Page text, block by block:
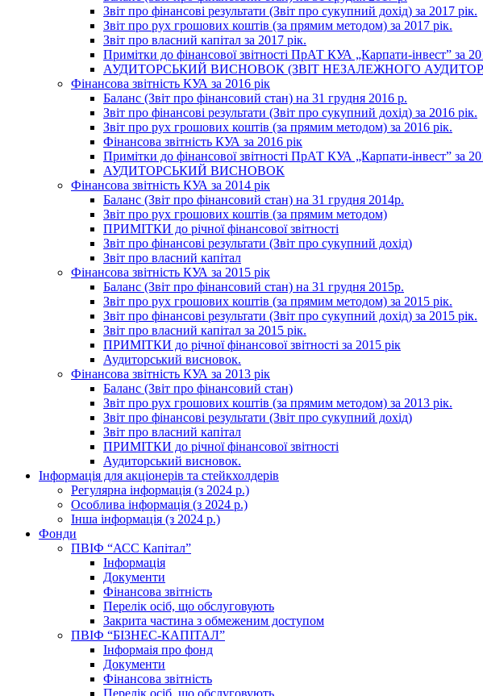
Звіт про фінансові результати (Звіт про сукупний дохід) за 2017 рік.
Звіт про рух грошових коштів (за прямим методом) за 2017 рік.
Звіт про власний капітал за 2017 рік.
Примітки до фінансової звітності ПрАТ КУА „Карпати-інвест” за
АУДИТОРСЬКИЙ ВИСНОВОК (ЗВІТ НЕЗАЛЕЖНОГО
Фінансова звітність КУА за 2016 рік
Баланс (Звіт про фінансовий стан) на 31 грудня 2016 р.
Звіт про фінансові результати (Звіт про сукупний дохід) за 2016 рік.
Звіт про рух грошових коштів (за прямим методом) за 2016 рік.
Фінансова звітність КУА за 2016 рік
Примітки до фінансової звітності ПрАТ КУА „Карпати-інвест” за
АУДИТОРСЬКИЙ ВИСНОВОК
Фінансова звітність КУА за 2014 рік
Баланс (Звіт про фінансовий стан) на 31 грудня 2014р.
Звіт про рух грошових коштів (за прямим методом)
ПРИМІТКИ до річної фінансової звітності
Звіт про фінансові результати (Звіт про сукупний дохід)
Звіт про власний капітал
Фінансова звітність КУА за 2015 рік
Баланс (Звіт про фінансовий стан) на 31 грудня 2015р.
Звіт про рух грошових коштів (за прямим методом) за 2015 рік.
Звіт про фінансові результати (Звіт про сукупний дохід) за 2015 рік.
Звіт про власний капітал за 2015 рік.
ПРИМІТКИ до річної фінансової звітності за 2015 рік
Аудиторський висновок.
Фінансова звітність КУА за 2013 рік
Баланс (Звіт про фінансовий стан)
Звіт про рух грошових коштів (за прямим методом) за 2013 рік.
Звіт про фінансові результати (Звіт про сукупний дохід)
Звіт про власний капітал
ПРИМІТКИ до річної фінансової звітності
Аудиторський висновок.
Інформація для акціонерів та стейкхолдерів
Регулярна інформація (з 2024 р.)
Особлива інформація (з 2024 р.)
Інша інформація (з 2024 р.)
Фонди
ПВІФ “АСС Капітал”
Інформація
Документи
Фінансова звітність
Перелік осіб, що обслуговують
Закрита частина з обмеженим доступом
ПВІФ “БІЗНЕС-КАПІТАЛ”
Інформаія про фонд
Документи
Фінансова звітність
Перелік осіб, що обслуговують